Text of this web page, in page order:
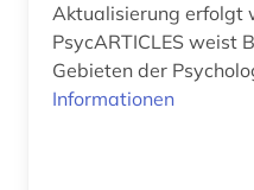
pädagogik (2)
quelle (1)
Aktualisierung erfolgt
PsycARTICLES weist
Gebieten der
Informationen